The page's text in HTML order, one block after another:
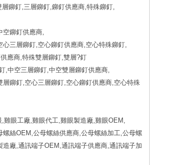
鉚釘,三層鉚釘,鉚釘供應商,特殊鉚釘,
空鉚釘供應商,
三層鉚釘,空心鉚釘供應商,空心特殊鉚釘,
應商,特殊雙層鉚釘,雙層?釘
,中空三層鉚釘,中空雙層鉚釘供應商,
鉚釘,空心三層鉚釘,空心鉚釘供應商,空心特殊
眼工廠,雞眼代工,雞眼製造廠,雞眼OEM,
絲OEM,公母螺絲供應商,公母螺絲加工,公母螺
廠,通訊端子OEM,通訊端子供應商,通訊端子加